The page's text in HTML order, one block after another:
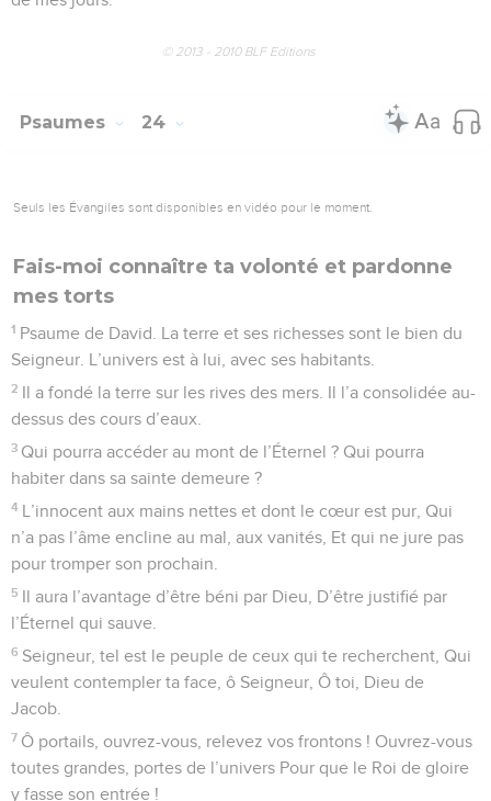
Seuls les Évangiles sont disponibles en vidéo pour le moment.
2
Il me laisse reposer sur des gazons verdoyants. Il me
conduit avec soin tout au long des eaux tranquilles.
3 Il restaure la santé et les forces de mon âme, Et, pour
l’honneur de son nom, Il me mène pas à pas dans le bon
chemin.
4 Quand je devrai traverser La vallée obscure où plane
l’ombre de la mort, Je ne craindrai aucun malCar tu seras
près de moi, ton bâton me guidera, Ta houlette de berger me
rassurera !
5 Pour moi, tu dresses une table au vu de mes ennemis, Tu
oins de parfums ma tête et ma coupe est débordante.
6 Oui, le bonheur et la grâce me suivront ma vie durant Et je
pourrai demeurer dans la maison du Seigneur Jusqu’à la fin
de mes jours.
Psaumes 24